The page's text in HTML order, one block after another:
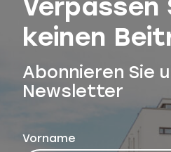
keinen
Abonnieren Sie
Newsletter
Vorname